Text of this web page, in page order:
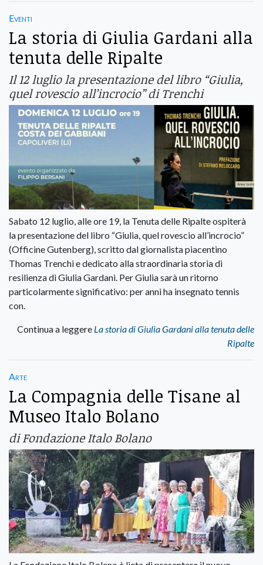
Eventi
La storia di Giulia Gardani alla
tenuta delle Ripalte
Il 12 luglio la presentazione del libro “Giulia,
quel rovescio all’incrocio” di Trenchi
Sabato 12 luglio, alle ore 19, la Tenuta delle Ripalte ospiterà
la presentazione del libro “Giulia, quel rovescio all’incrocio”
(Officine Gutenberg), scritto dal giornalista piacentino
Thomas Trenchi e dedicato alla straordinaria storia di
resilienza di Giulia Gardani. Per Giulia sarà un ritorno
particolarmente significativo: per anni ha insegnato tennis
con.
Continua a leggere La storia di Giulia Gardani alla tenuta delle
Ripalte
Arte
La Compagnia delle Tisane al
Museo Italo Bolano
di Fondazione Italo Bolano